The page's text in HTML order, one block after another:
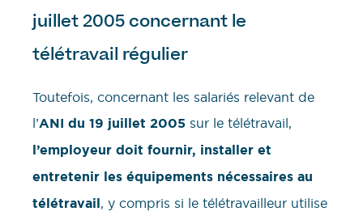
juillet 2005 concernant le
télétravail régulier
Toutefois, concernant les salariés relevant de
l’ANI du 19 juillet 2005 sur le télétravail,
l’employeur doit fournir, installer et
entretenir les équipements nécessaires au
télétravail, y compris si le télétravailleur utilise